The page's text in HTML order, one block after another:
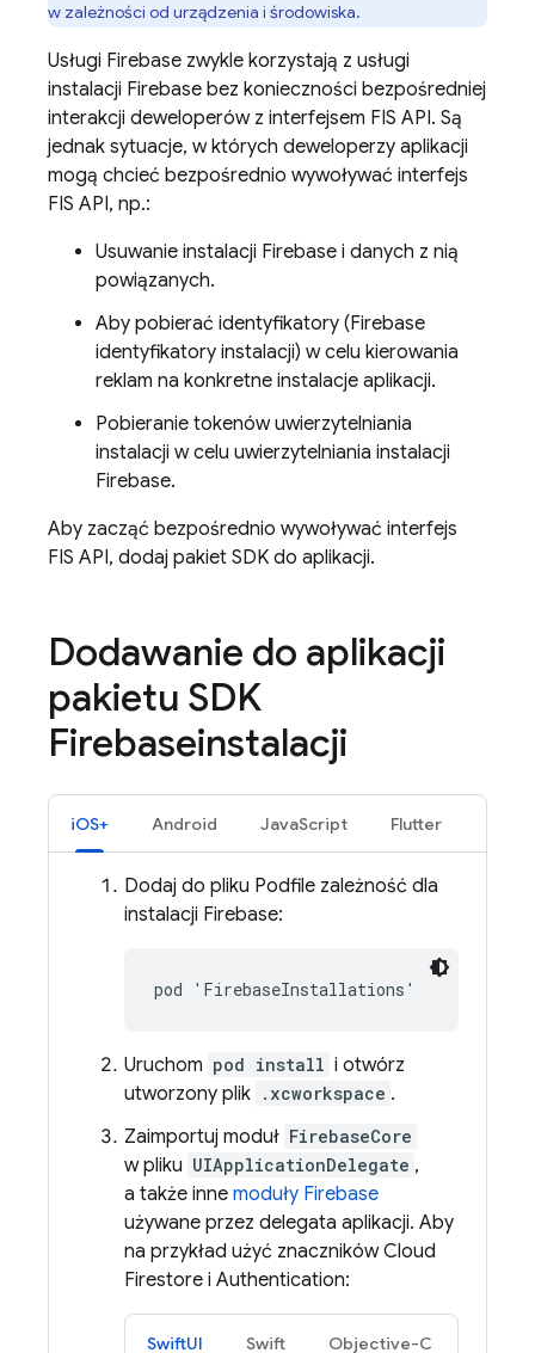
w zależności od urządzenia i środowiska.
Usługi Firebase zwykle korzystają z usługi
instalacji Firebase bez konieczności bezpośredniej
interakcji deweloperów z interfejsem FIS API. Są
jednak sytuacje, w których deweloperzy aplikacji
mogą chcieć bezpośrednio wywoływać interfejs
FIS API, np.:
Usuwanie instalacji Firebase i danych z nią
powiązanych.
Aby pobierać identyfikatory (Firebase
identyfikatory instalacji) w celu kierowania
reklam na konkretne instalacje aplikacji.
Pobieranie tokenów uwierzytelniania
instalacji w celu uwierzytelniania instalacji
Firebase.
Aby zacząć bezpośrednio wywoływać interfejs
FIS API, dodaj pakiet SDK do aplikacji.
Dodawanie do aplikacji
pakietu SDK
Firebaseinstalacji
iOS+ Android JavaScript Flutter
Dodaj do pliku Podfile zależność dla
instalacji Firebase:
pod 'FirebaseInstallations'
Uruchom pod install i otwórz
utworzony plik .xcworkspace .
Zaimportuj moduł FirebaseCore
w pliku UIApplicationDelegate ,
a także inne moduły Firebase
używane przez delegata aplikacji. Aby
na przykład użyć znacznikówCloud
Firestore i Authentication:
SwiftUI Swift Objective-C